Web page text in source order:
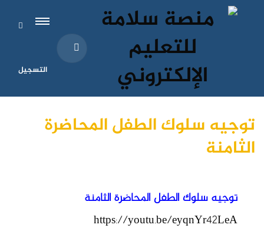
التسجيل
توجيه سلوك الطفل المحاضرة
الثامنة
توجيه سلوك الطفل المحاضرة الثامنة
https://youtu.be/eyqnYr42LeA